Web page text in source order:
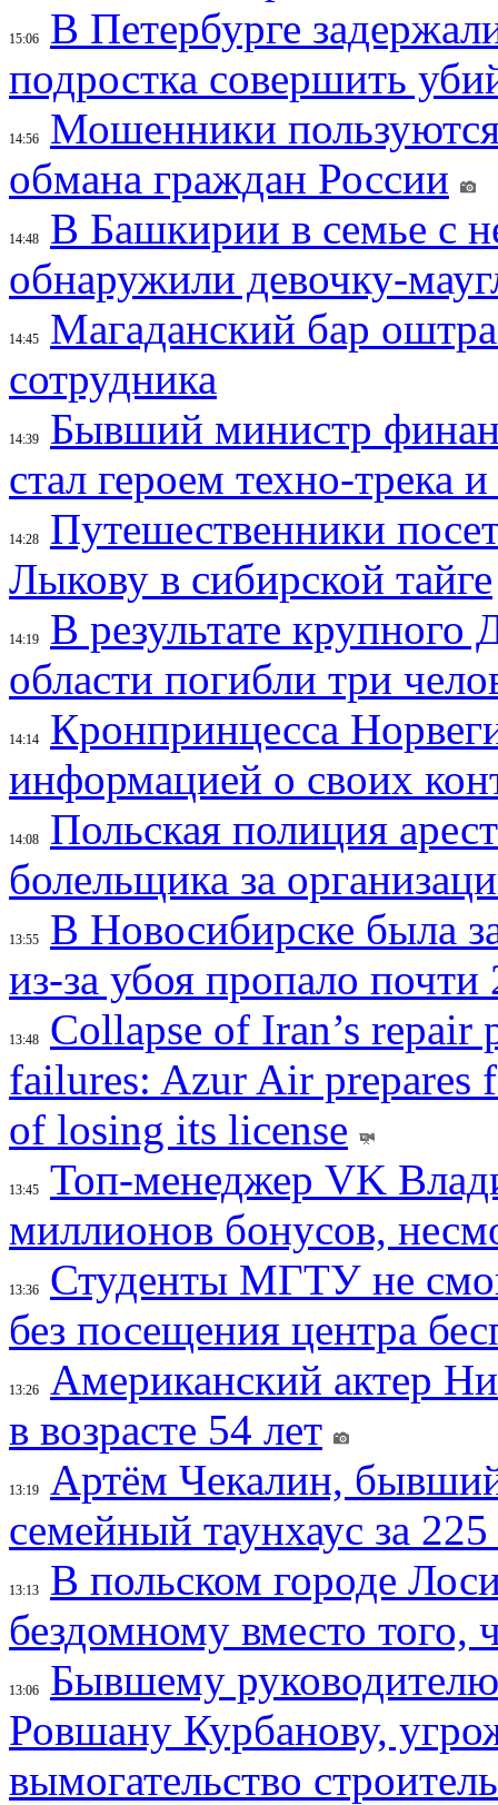
15:06
В Петербурге
подростка совершить
14:56
Мошенники
обмана граждан России
14:48
В Башкирии в семье с
обнаружили девочку-
14:45
Магаданский бар
сотрудника
14:39
Бывший министр
стал героем техно-трека
14:28
Путешественники
Лыкову в сибирской тайге
14:19
В результате крупного
области погибли три
14:14
Кронпринцесса
информацией о своих
14:08
Польская полиция
болельщика за
13:55
В Новосибирске была
из-за убоя пропало почти
13:48
Collapse of Iran’s repair
failures: Azur Air prepares
of losing its license
13:45
Топ-менеджер VK
миллионов бонусов,
13:36
Студенты МГТУ не
без посещения центра
13:26
Американский актер
в возрасте 54 лет
13:19
Артём Чекалин,
семейный таунхаус за
13:13
В польском городе
бездомному вместо того,
13:06
Бывшему
Ровшану Курбанову,
вымогательство